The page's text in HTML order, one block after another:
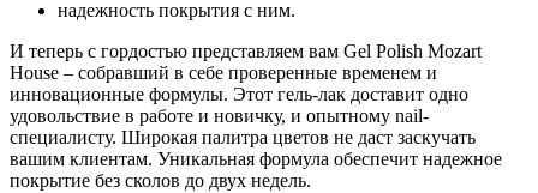
надежность покрытия с ним.
И теперь с гордостью представляем вам Gel Polish Mozart
House – собравший в себе проверенные временем и
инновационные формулы. Этот гель-лак доставит одно
удовольствие в работе и новичку, и опытному nail-
специалисту. Широкая палитра цветов не даст заскучать
вашим клиентам. Уникальная формула обеспечит надежное
покрытие без сколов до двух недель.